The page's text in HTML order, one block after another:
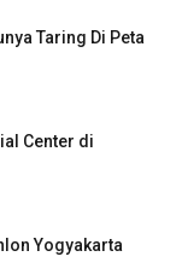
Taring Di Peta
Center di
Yogyakarta